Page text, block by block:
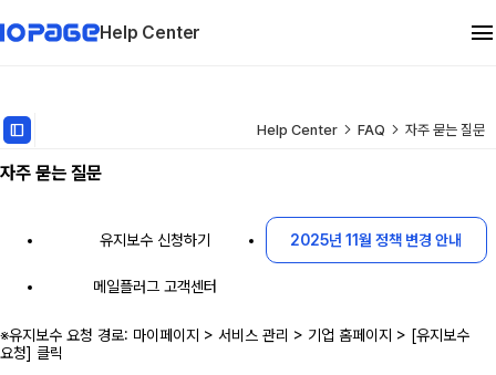
Help Center
유지보수
dock_to_right Help Center FAQ 자주 묻는 질문
자주 묻는 질문
유지보수 신청하기 2025년 11월 정책 변경 안내
메일플러그 고객센터
※유지보수 요청 경로: 마이페이지 > 서비스 관리 > 기업 홈페이지 > [유지보수
요청] 클릭